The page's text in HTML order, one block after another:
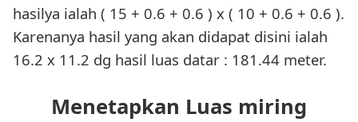
hasilya ialah ( 15 + 0.6 + 0.6 ) x ( 10 + 0.6 + 0.6 ).
Karenanya hasil yang akan didapat disini ialah
16.2 x 11.2 dg hasil luas datar : 181.44 meter.
Menetapkan Luas miring